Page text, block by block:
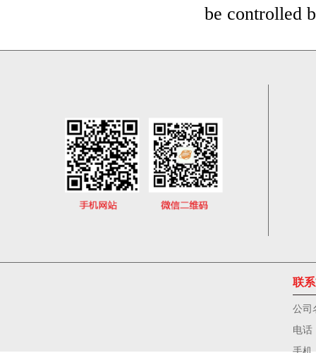
be controlled
联
公司
电话